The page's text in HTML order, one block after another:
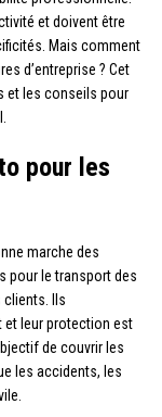
et doivent être
Mais comment
d’entreprise ? Cet
et les conseils pour
pour les
marche des
pour le transport des
Ils
et leur protection est
de couvrir les
les accidents, les